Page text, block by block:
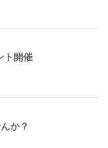
ト開催
か？